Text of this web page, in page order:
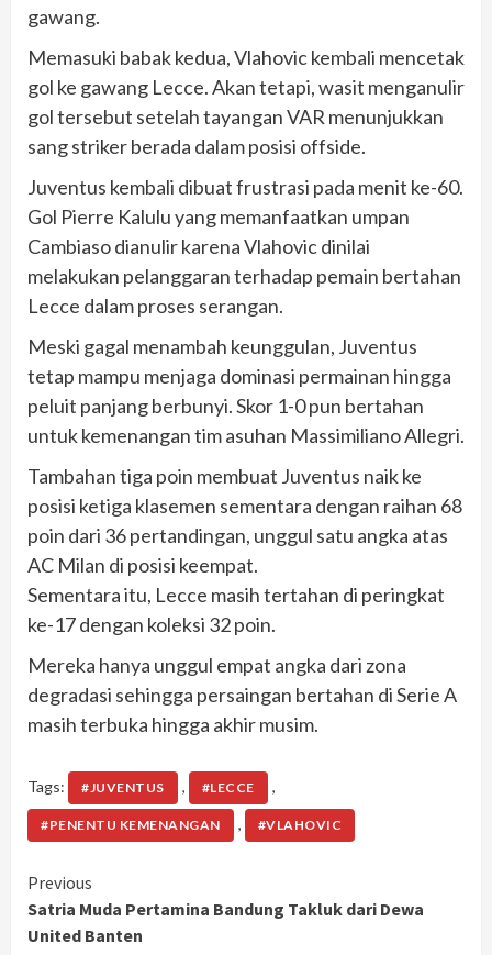
gawang.
Memasuki babak kedua, Vlahovic kembali mencetak
gol ke gawang Lecce. Akan tetapi, wasit menganulir
gol tersebut setelah tayangan VAR menunjukkan
sang striker berada dalam posisi offside.
Juventus kembali dibuat frustrasi pada menit ke-60.
Gol Pierre Kalulu yang memanfaatkan umpan
Cambiaso dianulir karena Vlahovic dinilai
melakukan pelanggaran terhadap pemain bertahan
Lecce dalam proses serangan.
Meski gagal menambah keunggulan, Juventus
tetap mampu menjaga dominasi permainan hingga
peluit panjang berbunyi. Skor 1-0 pun bertahan
untuk kemenangan tim asuhan Massimiliano Allegri.
Tambahan tiga poin membuat Juventus naik ke
posisi ketiga klasemen sementara dengan raihan 68
poin dari 36 pertandingan, unggul satu angka atas
AC Milan di posisi keempat.
Sementara itu, Lecce masih tertahan di peringkat
ke-17 dengan koleksi 32 poin.
Mereka hanya unggul empat angka dari zona
degradasi sehingga persaingan bertahan di Serie A
masih terbuka hingga akhir musim.
Tags: #JUVENTUS , #LECCE ,
#PENENTU KEMENANGAN , #VLAHOVIC
Continue
Reading
Previous
Satria Muda Pertamina Bandung Takluk dari Dewa
United Banten